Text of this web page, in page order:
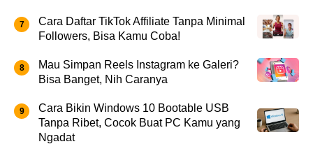
Cara Daftar TikTok Affiliate Tanpa Minimal
Followers, Bisa Kamu Coba!
Mau Simpan Reels Instagram ke Galeri?
Bisa Banget, Nih Caranya
Cara Bikin Windows 10 Bootable USB
Tanpa Ribet, Cocok Buat PC Kamu yang
Ngadat